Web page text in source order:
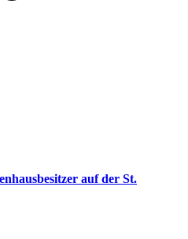
auf der St.